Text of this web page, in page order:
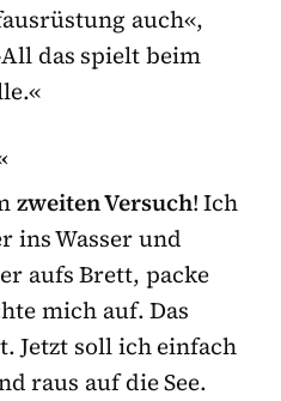
auch«,
das spielt beim
zweiten Versuch! Ich
ins Wasser und
aufs Brett, packe
mich auf. Das
Jetzt soll ich einfach
raus auf die See.